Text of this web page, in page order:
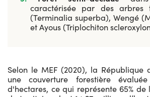
caractérisée par des arbres
(Terminalia superba), Wengé
et Ayous (Triplochiton
Selon le MEF (2020), la République
une couverture forestière
d'hectares, ce qui représente 65%